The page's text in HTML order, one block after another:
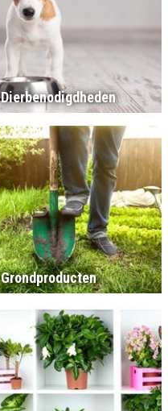
Dierbenodigdheden
Grondproducten